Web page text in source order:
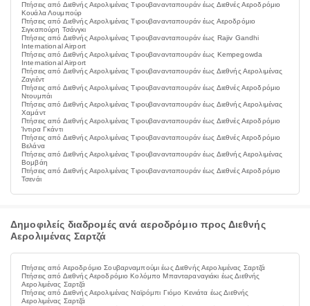
Πτήσεις από Διεθνής Αερολιμένας Τιρουβανανταπουράν έως Διεθνές Αεροδρόμιο
Κουάλα Λουμπούρ
Πτήσεις από Διεθνής Αερολιμένας Τιρουβανανταπουράν έως Αεροδρόμιο
Σιγκαπούρη Τσάνγκι
Πτήσεις από Διεθνής Αερολιμένας Τιρουβανανταπουράν έως Rajiv Gandhi
International Airport
Πτήσεις από Διεθνής Αερολιμένας Τιρουβανανταπουράν έως Kempegowda
International Airport
Πτήσεις από Διεθνής Αερολιμένας Τιρουβανανταπουράν έως Διεθνής Αερολιμένας
Ζαγιέντ
Πτήσεις από Διεθνής Αερολιμένας Τιρουβανανταπουράν έως Διεθνές Αεροδρόμιο
Ντουμπάι
Πτήσεις από Διεθνής Αερολιμένας Τιρουβανανταπουράν έως Διεθνής Αερολιμένας
Χαμάντ
Πτήσεις από Διεθνής Αερολιμένας Τιρουβανανταπουράν έως Διεθνές Αεροδρόμιο
Ίντιρα Γκάντι
Πτήσεις από Διεθνής Αερολιμένας Τιρουβανανταπουράν έως Διεθνές Αεροδρόμιο
Βελάνα
Πτήσεις από Διεθνής Αερολιμένας Τιρουβανανταπουράν έως Διεθνής Αερολιμένας
Βομβάη
Πτήσεις από Διεθνής Αερολιμένας Τιρουβανανταπουράν έως Διεθνές Αεροδρόμιο
Τσενάι
Δημοφιλείς διαδρομές ανά αεροδρόμιο προς Διεθνής
Αερολιμένας Σαρτζά
Πτήσεις από Αεροδρόμιο Σουβαρναμπούμι έως Διεθνής Αερολιμένας Σαρτζά
Πτήσεις από Διεθνής Αεροδρόμιο Κολόμπο Μπανταραναγιάκι έως Διεθνής
Αερολιμένας Σαρτζά
Πτήσεις από Διεθνής Αερολιμένας Ναϊρόμπι Γιόμο Κενιάτα έως Διεθνής
Αερολιμένας Σαρτζά